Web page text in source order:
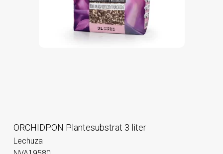
ORCHIDPON Plantesubstrat 3 liter
Lechuza